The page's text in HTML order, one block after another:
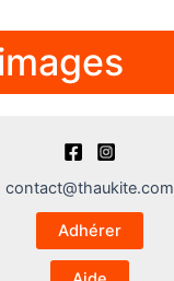
contact@thaukite.com
Adhérer